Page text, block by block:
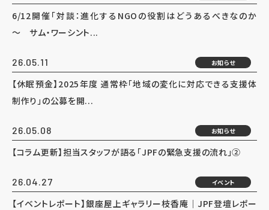
6/12開催「対談：進化するNGOの役割はどうあるべきなのか
～ サム・ワーシント...
26.05.11 お知らせ
【休眠預金】2025年度 通常枠「地域の変化に対応できる支援体
制作り」の公募を開...
26.05.08 お知らせ
【コラム更新】担当スタッフが語る「JPFの緊急支援の流れ」②
26.04.27 イベント
【イベントレポート】銀座屋上ギャラリー枝香庵｜JPF登壇レポー